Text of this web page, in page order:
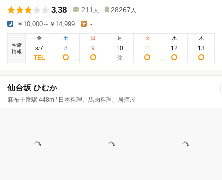
3.38 211 人 28267 人
￥10,000～￥14,999 -
空席
情報
金
8/7
土
8
日
9
月
10
火
11
水
12
木
13
仙台坂 ひむか
麻布十番駅 448m / 日本料理、馬肉料理、居酒屋